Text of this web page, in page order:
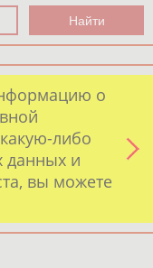
о
либо
данных и
вы можете